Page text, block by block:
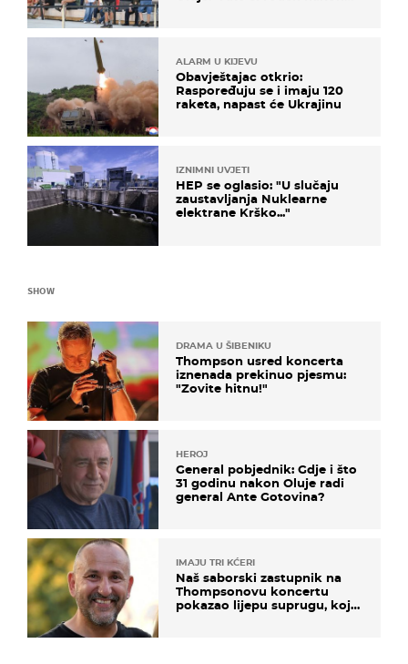
ALARM U KIJEVU
Obavještajac otkrio:
Raspoređuju se i imaju 120
raketa, napast će Ukrajinu
IZNIMNI UVJETI
HEP se oglasio: "U slučaju
zaustavljanja Nuklearne
elektrane Krško..."
SHOW
DRAMA U ŠIBENIKU
Thompson usred koncerta
iznenada prekinuo pjesmu:
"Zovite hitnu!"
HEROJ
General pobjednik: Gdje i što
31 godinu nakon Oluje radi
general Ante Gotovina?
IMAJU TRI KĆERI
Naš saborski zastupnik na
Thompsonovu koncertu
pokazao lijepu suprugu, koja